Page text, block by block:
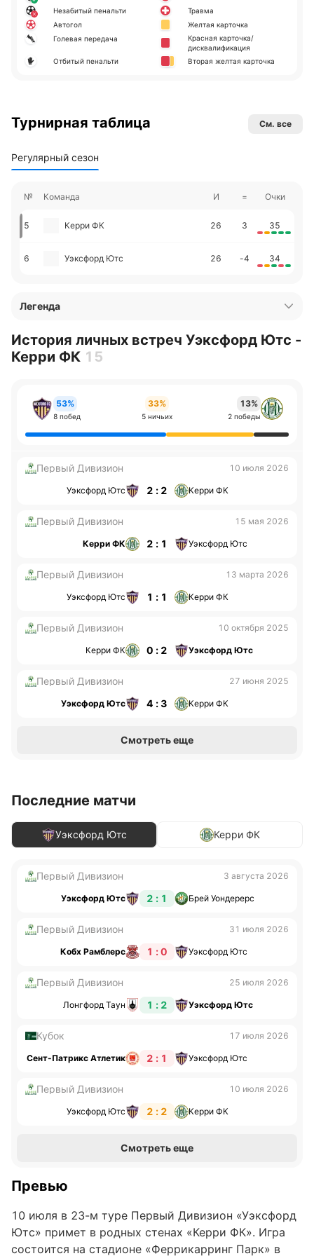
Незабитый пенальти
Автогол
Голевая передача
Отбитый пенальти
Травма
Желтая карточка
Красная карточка/
дисквалификация
Вторая желтая карточка
Турнирная таблица См. все
Регулярный сезон
№ Команда И = Очки
5 Керри ФК 26 3 35
6 Уэксфорд Ютс 26 -4 34
Легенда
История личных встреч Уэксфорд Ютс -
Керри ФК 15
53%
8 побед
33%
5 ничьих
13%
2 победы
Первый Дивизион 10 июля 2026
Уэксфорд Ютс 2 : 2 Керри ФК
Первый Дивизион 15 мая 2026
Керри ФК 2 : 1 Уэксфорд Ютс
Первый Дивизион 13 марта 2026
Уэксфорд Ютс 1 : 1 Керри ФК
Первый Дивизион 10 октября 2025
Керри ФК 0 : 2 Уэксфорд Ютс
Первый Дивизион 27 июня 2025
Уэксфорд Ютс 4 : 3 Керри ФК
Смотреть еще
Последние матчи
Уэксфорд Ютс Керри ФК
Первый Дивизион 3 августа 2026
Уэксфорд Ютс 2 : 1 Брей Уондерерс
Первый Дивизион 31 июля 2026
Кобх Рамблерс 1 : 0 Уэксфорд Ютс
Первый Дивизион 25 июля 2026
Лонгфорд Таун 1 : 2 Уэксфорд Ютс
Кубок 17 июля 2026
Сент-Патрикс Атлетик 2 : 1 Уэксфорд Ютс
Первый Дивизион 10 июля 2026
Уэксфорд Ютс 2 : 2 Керри ФК
Смотреть еще
Превью
10 июля в 23-м туре Первый Дивизион «Уэксфорд
Ютс» примет в родных стенах «Керри ФК». Игра
состоится на стадионе «Феррикарринг Парк» в